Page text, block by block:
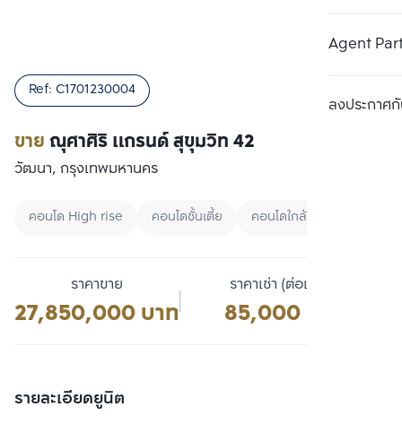
Agent
ลงประกาศกั
ขายณุศาศิริ แกรนด์ สุขุมวิท 42
Ref: C1701230004
วัฒนา, กรุงเทพมหานคร
คอนโด High rise คอนโดชั้นเตี้ย คอนโดใกล้ MRT
ราคาขาย
27,850,000 บาท
ราคาเช่า (ต่อเดือน)
85,000 บาท
รายละเอียดยูนิต
เปรียบเทียบ